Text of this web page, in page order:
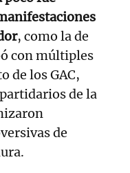
, como la de
con múltiples
de los GAC,
de la
de